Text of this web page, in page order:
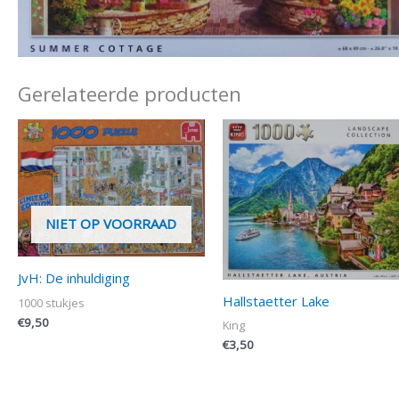
Gerelateerde producten
NIET OP VOORRAAD
JvH: De inhuldiging
1000 stukjes
€9,50
Hallstaetter Lake
King
€3,50